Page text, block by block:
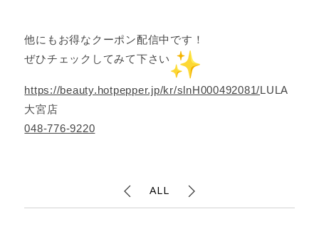
他にもお得なクーポン配信中です！
ぜひチェックしてみて下さい
https://beauty.hotpepper.jp/kr/slnH000492081/LULA
大宮店
048-776-9220
ALL